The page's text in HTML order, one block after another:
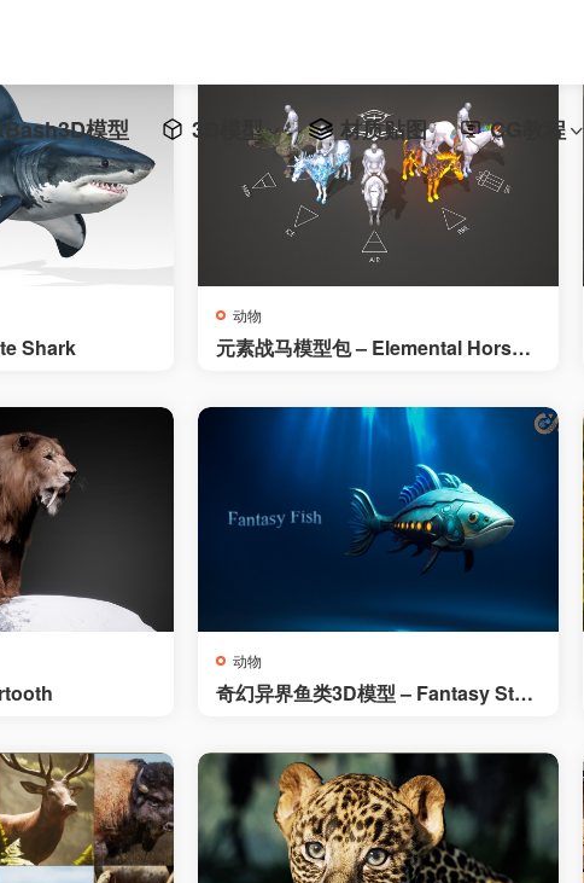
模型 3D模型 材质贴图 CG教程
Shark
动物
元素战马模型包 – Elemental Horses
动物
奇幻异界鱼类3D模型 – Fantasy Stra